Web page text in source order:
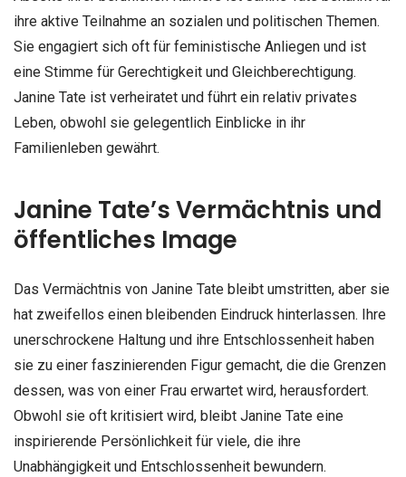
ihre aktive Teilnahme an sozialen und politischen Themen.
Sie engagiert sich oft für feministische Anliegen und ist
eine Stimme für Gerechtigkeit und Gleichberechtigung.
Janine Tate ist verheiratet und führt ein relativ privates
Leben, obwohl sie gelegentlich Einblicke in ihr
Familienleben gewährt.
Janine Tate’s Vermächtnis und
öffentliches Image
Das Vermächtnis von Janine Tate bleibt umstritten, aber sie
hat zweifellos einen bleibenden Eindruck hinterlassen. Ihre
unerschrockene Haltung und ihre Entschlossenheit haben
sie zu einer faszinierenden Figur gemacht, die die Grenzen
dessen, was von einer Frau erwartet wird, herausfordert.
Obwohl sie oft kritisiert wird, bleibt Janine Tate eine
inspirierende Persönlichkeit für viele, die ihre
Unabhängigkeit und Entschlossenheit bewundern.